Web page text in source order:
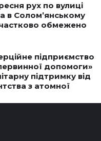
рух по вулиці
в Солом’янському
обмежено
підприємство
допомоги»
підтримку від
з атомної